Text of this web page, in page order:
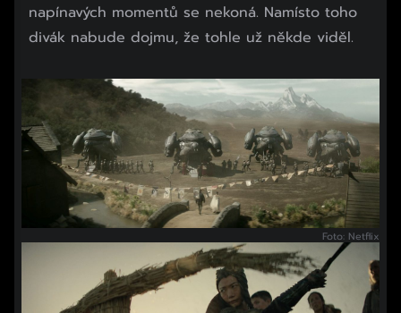
napínavých momentů se nekoná. Namísto toho
divák nabude dojmu, že tohle už někde viděl.
Foto: Netflix